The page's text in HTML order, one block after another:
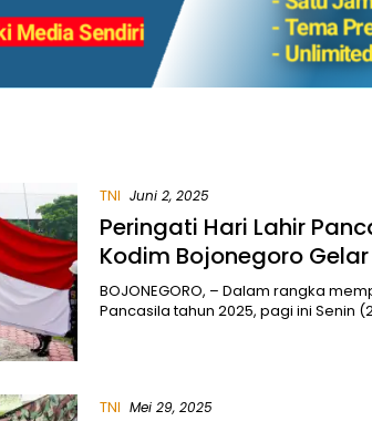
TNI Juni 2, 2025
Peringati Hari Lahir
Kodim Bojonegoro
BOJONEGORO, – Dalam rangka
Pancasila tahun 2025, pagi ini Senin
TNI Mei 29, 2025